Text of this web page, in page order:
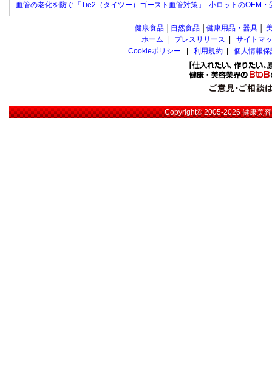
血管の老化を防ぐ「Tie2（タイツー）ゴースト血管対策」 小ロットのOEM・
健康食品 自然食品 健康用品・器具
ホーム
プレスリリース
サイトマ
Cookieポリシー
利用規約 個人情報
Copyright© 2005-2026健康美